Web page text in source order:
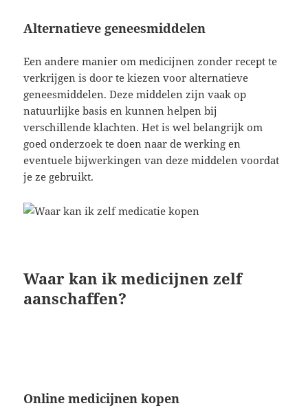
Alternatieve geneesmiddelen
Een andere manier om medicijnen zonder recept te
verkrijgen is door te kiezen voor alternatieve
geneesmiddelen. Deze middelen zijn vaak op
natuurlijke basis en kunnen helpen bij
verschillende klachten. Het is wel belangrijk om
goed onderzoek te doen naar de werking en
eventuele bijwerkingen van deze middelen voordat
je ze gebruikt.
Waar kan ik medicijnen zelf
aanschaffen?
Online medicijnen kopen